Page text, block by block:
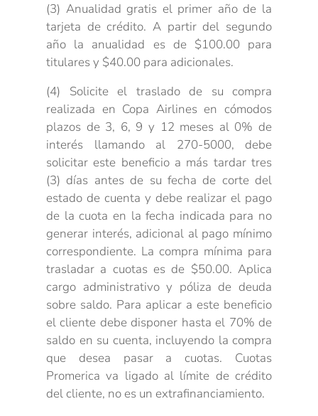
(3) Anualidad gratis el primer año de la
tarjeta de crédito. A partir del segundo
año la anualidad es de $100.00 para
titulares y $40.00 para adicionales.
(4) Solicite el traslado de su compra
realizada en Copa Airlines en cómodos
plazos de 3, 6, 9 y 12 meses al 0% de
interés llamando al 270-5000, debe
solicitar este beneficio a más tardar tres
(3) días antes de su fecha de corte del
estado de cuenta y debe realizar el pago
de la cuota en la fecha indicada para no
generar interés, adicional al pago mínimo
correspondiente. La compra mínima para
trasladar a cuotas es de $50.00. Aplica
cargo administrativo y póliza de deuda
sobre saldo. Para aplicar a este beneficio
el cliente debe disponer hasta el 70% de
saldo en su cuenta, incluyendo la compra
que desea pasar a cuotas. Cuotas
Promerica va ligado al límite de crédito
del cliente, no es un extrafinanciamiento.